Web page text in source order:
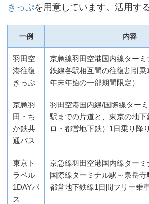
きっぷを用意しています。活用す
一例 内容
羽田空
港往復
きっぷ
京急線羽田空港国内線ター
鉄線各駅相互間の往復割引乗
年末年始の一部期間限定）
京急羽
田・ち
か鉄共
通パス
羽田空港国内線/国際線ター
駅までの片道と、東京の地下
ロ・都営地下鉄）1日乗り降
東京ト
ラベル
1DAYパ
ス
京急線羽田空港国内線ターミ
国際線ターミナル駅～泉岳寺
都営地下鉄線1日間フリー乗